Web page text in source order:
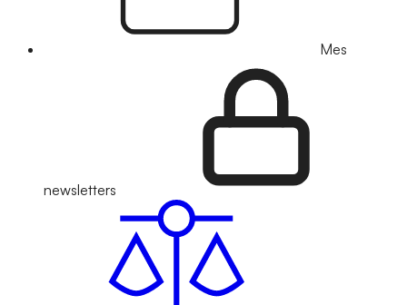
Mes
newsletters